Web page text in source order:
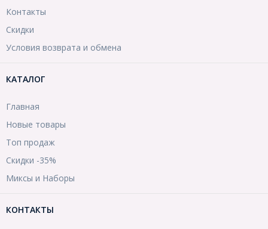
Контакты
Скидки
Условия возврата и обмена
КАТАЛОГ
Главная
Новые товары
Топ продаж
Скидки -35%
Миксы и Наборы
КОНТАКТЫ